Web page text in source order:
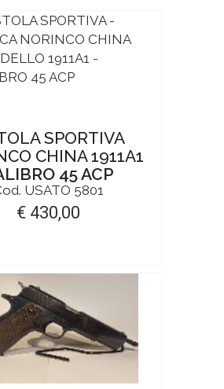
SPORTIVA
CHINA 1911A1
45 ACP
USATO 5801
€ 430,00